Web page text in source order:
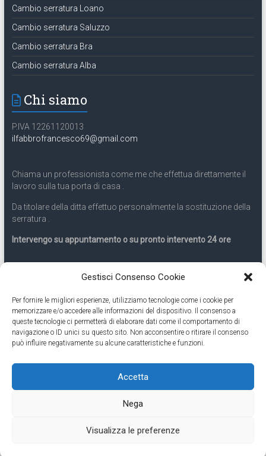
Gestisci Consenso Cookie
Per fornire le migliori esperienze, utilizziamo tecnologie come i cookie per
memorizzare e/o accedere alle informazioni del dispositivo. Il consenso a
queste tecnologie ci permetterà di elaborare dati come il comportamento di
navigazione o ID unici su questo sito. Non acconsentire o ritirare il consenso
può influire negativamente su alcune caratteristiche e funzioni.
Accetta
Nega
Visualizza le preferenze
Cambio serratura Loano
Cambio serratura Saluzzo
Cambio serratura Bra
Cambio serratura Alba
Chi siamo
P.IVA 12261120013
ilfabbrofrancesco69@gmail.com
Chiama un professionista come me che effettua direttamente il
lavoro sulla tua porta di casa .
Da titolare della ditta effettuo personalmente la sostituzione della
serratura .
Intervengo su appuntamento o su pronto intervento 24 ore
Servizio 24 ore
Cell331.9899963
Eseguiamo anche lavori di apertura porte pronto intervento 24
ore
by ThemeGrill. Powered by
Contatti Cambio Serratura Torino – Sostituzione serrature 24h
Torino